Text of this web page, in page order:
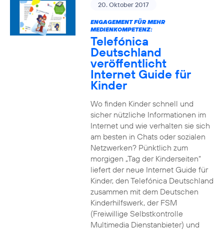
20. Oktober 2017
ENGAGEMENT FÜR MEHR
MEDIENKOMPETENZ:
Telefónica
Deutschland
veröffentlicht
Internet Guide für
Kinder
Wo finden Kinder schnell und
sicher nützliche Informationen im
Internet und wie verhalten sie sich
am besten in Chats oder sozialen
Netzwerken? Pünktlich zum
morgigen „Tag der Kinderseiten“
liefert der neue Internet Guide für
Kinder, den Telefónica Deutschland
zusammen mit dem Deutschen
Kinderhilfswerk, der FSM
(Freiwillige Selbstkontrolle
Multimedia Dienstanbieter) und